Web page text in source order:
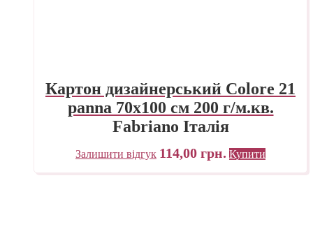
Картон дизайнерський Colore 21
panna 70х100 см 200 г/м.кв.
Fabriano Італія
Залишити відгук 114,00 грн. Купити